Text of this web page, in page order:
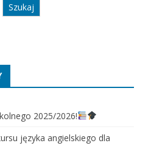
Szukaj
2025/2026!
języka angielskiego dla